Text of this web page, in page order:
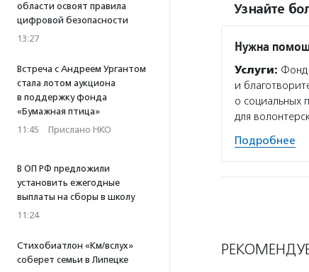
области освоят правила
цифровой безопасности
13:27
Встреча с Андреем Ургантом
стала лотом аукциона
в поддержку фонда
«Бумажная птица»
11:45 · Прислано НКО
В ОП РФ предложили
установить ежегодные
выплаты на сборы в школу
11:24
Стихобиатлон «Км/вслух»
соберет семьи в Липецке
Узнайте
Нужна
Услуги: Фонд
и
о социальных
для
Подробнее